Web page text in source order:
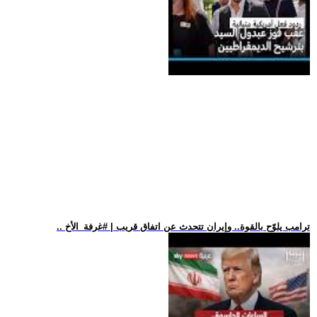
.. ترامب يلوّح بالقوة.. وإيران تتحدث عن اتفاق قريب | #غرفة_الأخ